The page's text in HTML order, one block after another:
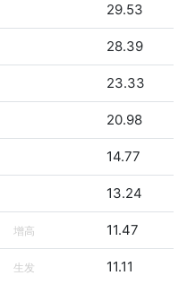
29.53
28.39
23.33
20.98
14.77
13.24
增高 11.47
生发 11.11